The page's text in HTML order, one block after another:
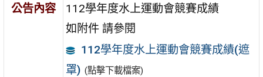
公告內容
112學年度水上運動會競賽成績
如附件 請參閱
112學年度水上運動會競賽成績(遮
罩) (點擊下載檔案)